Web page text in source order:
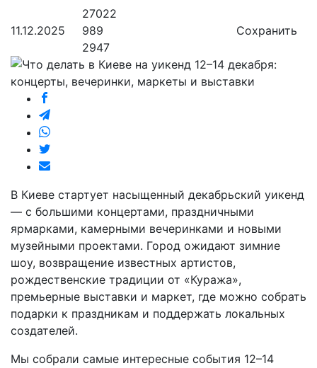
11.12.2025
27022
989
2947
Сохранить
В Киеве стартует насыщенный декабрьский уикенд
— с большими концертами, праздничными
ярмарками, камерными вечеринками и новыми
музейными проектами. Город ожидают зимние
шоу, возвращение известных артистов,
рождественские традиции от «Куража»,
премьерные выставки и маркет, где можно собрать
подарки к праздникам и поддержать локальных
создателей.
Мы собрали самые интересные события 12–14